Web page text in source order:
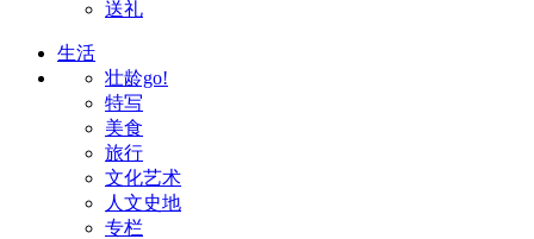
送礼
生活
壮龄go!
特写
美食
旅行
文化艺术
人文史地
专栏